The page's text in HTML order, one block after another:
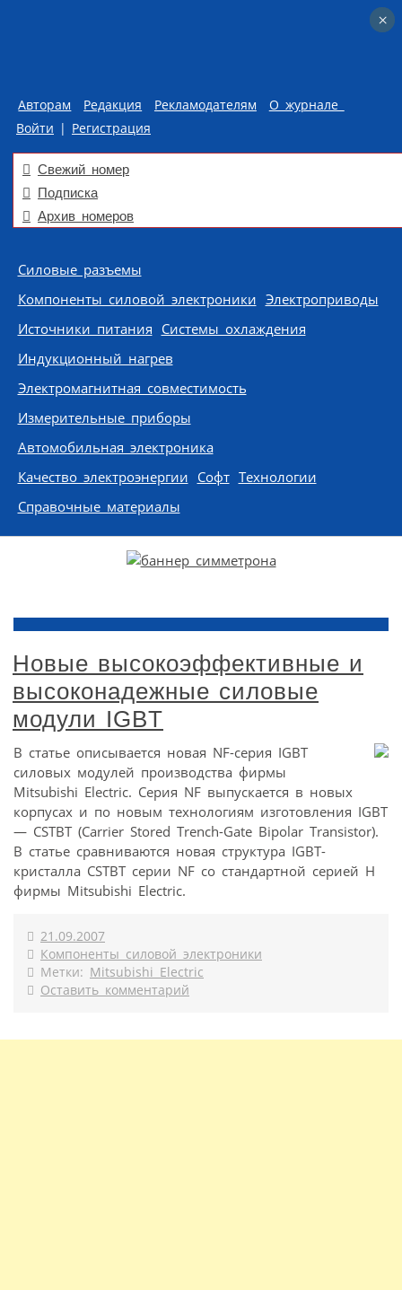
Авторам Редакция Рекламодателям
О журнале
Войти | Регистрация
Свежий номер
Подписка
Архив номеров
Skip to content
Силовые разъемы
Компоненты силовой электроники Электроприводы
Источники питания Системы охлаждения
Индукционный нагрев
Электромагнитная совместимость
Измерительные приборы
Автомобильная электроника
Качество электроэнергии Софт Технологии
Справочные материалы
Новые высокоэффективные и
высоконадежные силовые
модули IGBT
В статье описывается новая NF-серия IGBT
силовых модулей производства фирмы
Mitsubishi Electric. Серия NF выпускается в новых
корпусах и по новым технологиям изготовления IGBT
— CSTBT (Carrier Stored Trench-Gate Bipolar Transistor).
В статье сравниваются новая структура IGBT-
кристалла CSTBT серии NF со стандартной серией Н
фирмы Mitsubishi Electric.
21.09.2007
Компоненты силовой электроники
Метки: Mitsubishi Electric
Оставить комментарий
×
×